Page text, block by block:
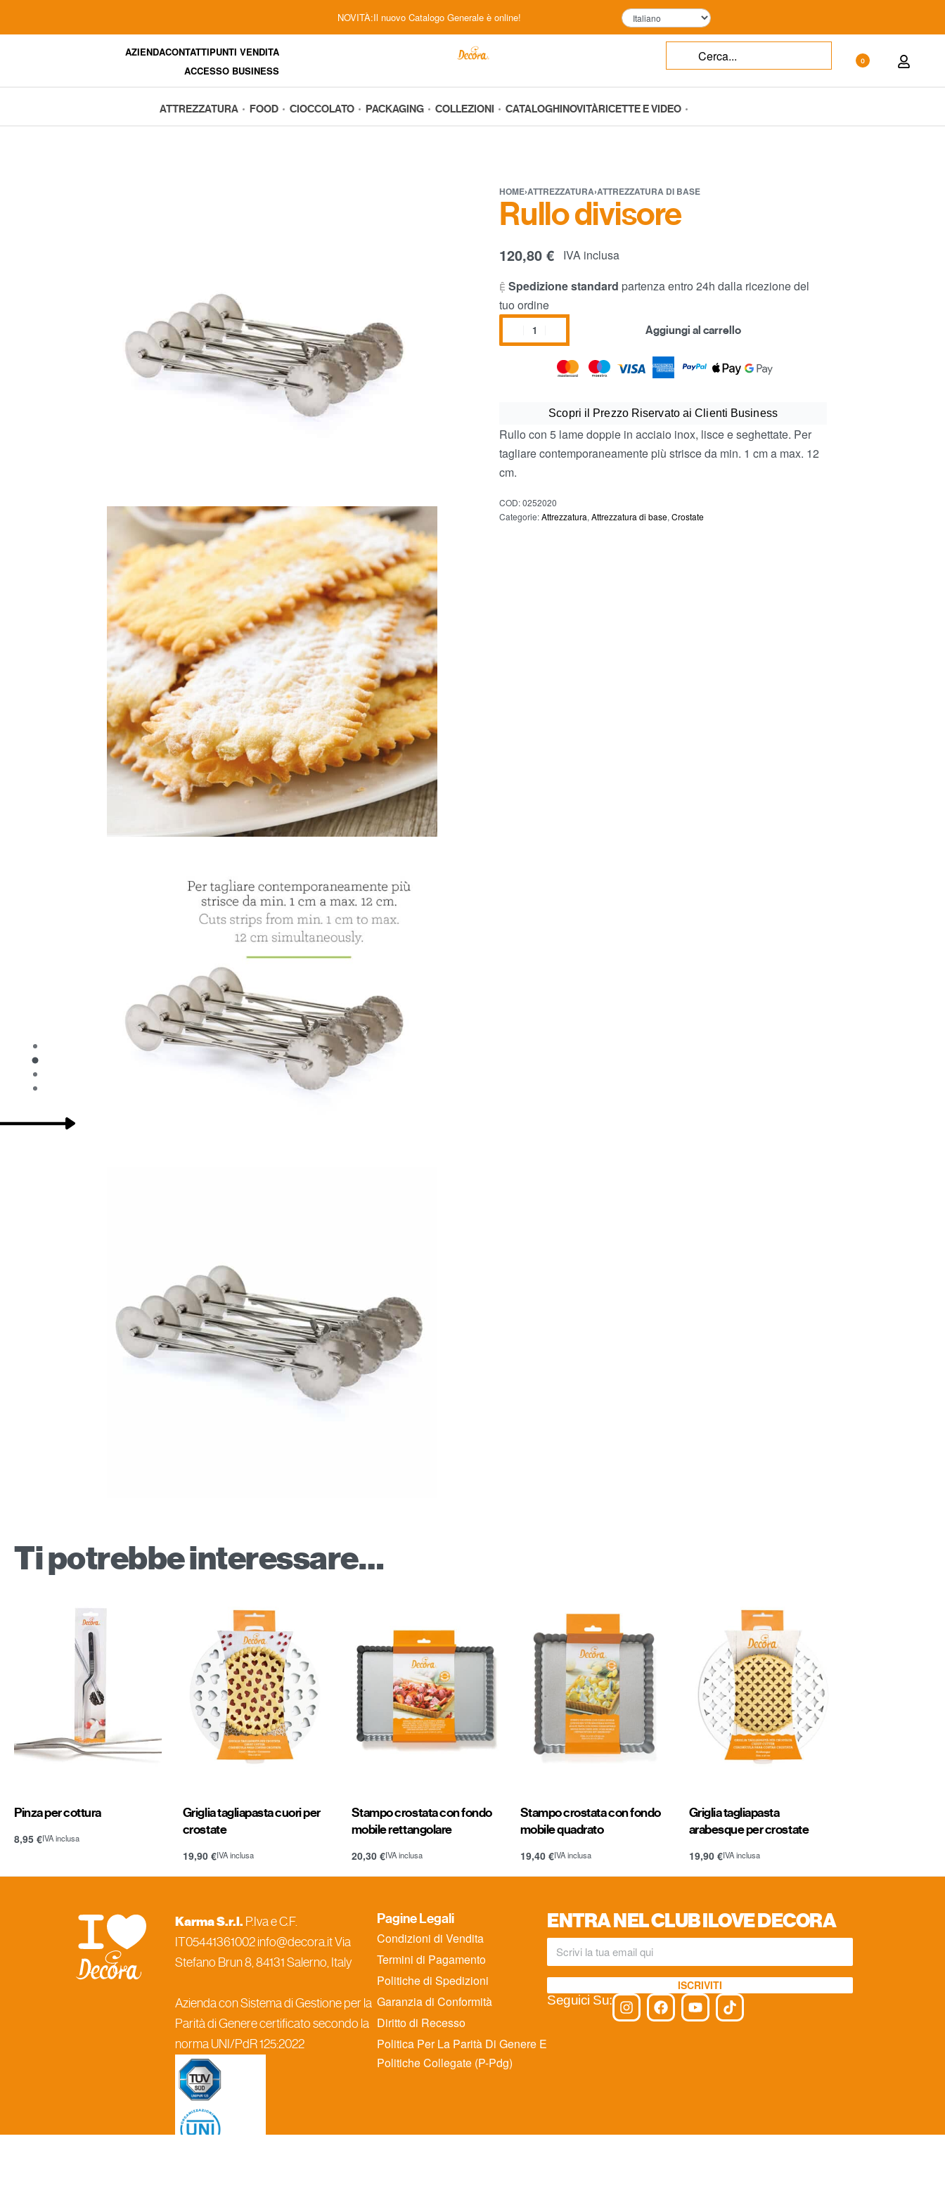
NOVITÀ:Il nuovo Catalogo Generale è online!
AZIENDACONTATTIPUNTI VENDITA
ACCESSO BUSINESS
0
ATTREZZATURA FOOD CIOCCOLATO PACKAGING COLLEZIONI CATALOGHI NOVITÀRICETTE E VIDEO
HOME›ATTREZZATURA›ATTREZZATURA DI BASE
Rullo divisore
120,80€
IVA inclusa
Spedizione standard partenza entro 24h dalla ricezione del
tuo ordine
Aggiungi al carrello
Scopri il Prezzo Riservato ai Clienti Business
Rullo con 5 lame doppie in acciaio inox, lisce e seghettate. Per
tagliare contemporaneamente più strisce da min. 1 cm a max. 12
cm.
COD: 0252020
Categorie: Attrezzatura,Attrezzatura di base,Crostate
Ti potrebbe interessare…
Pinza per cottura
8,95 €IVA inclusa
Griglia tagliapasta cuori per
crostate
19,90 €IVA inclusa
Stampo crostata con fondo
mobile rettangolare
20,30 €IVA inclusa
Stampo crostata con fondo
mobile quadrato
19,40 €IVA inclusa
Griglia tagliapasta
arabesque per crostate
19,90 €IVA inclusa
Karma S.r.l. P.Iva e C.F.
IT05441361002 info@decora.it Via
Stefano Brun 8, 84131 Salerno, Italy
Azienda con Sistema di Gestione per la
Parità di Genere certificato secondo la
norma UNI/PdR 125:2022
Pagine Legali
Condizioni di Vendita
Termini di Pagamento
Politiche di Spedizioni
Garanzia di Conformità
Diritto di Recesso
Politica Per La Parità Di Genere E
Politiche Collegate (P-Pdg)
ENTRA NEL CLUB ILOVE DECORA
ISCRIVITI
Seguici Su: